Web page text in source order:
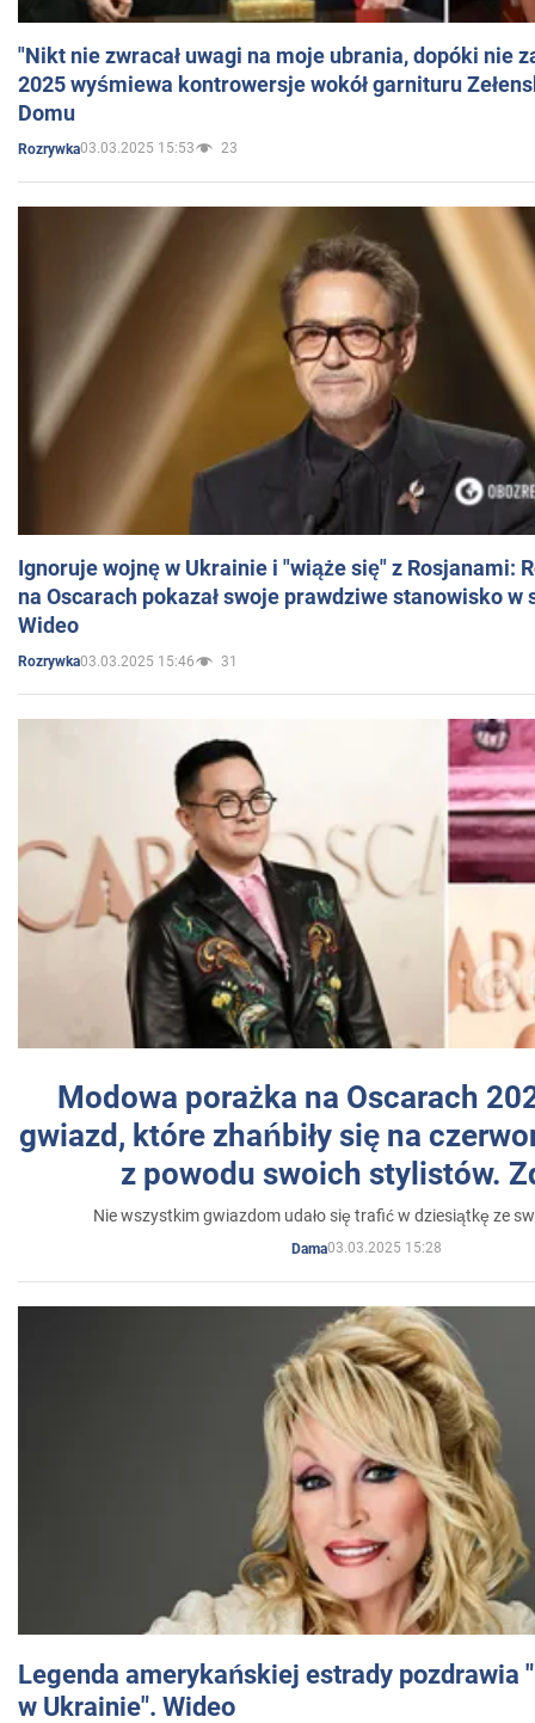
"Nikt nie zwracał uwagi na moje ubrania, dopóki nie
2025 wyśmiewa kontrowersje wokół garnituru
Domu
Rozrywka03.03.2025 15:53 23
Ignoruje wojnę w Ukrainie i "wiąże się" z Rosjanami:
na Oscarach pokazał swoje prawdziwe stanowisko w
Wideo
Rozrywka03.03.2025 15:46 31
Modowa porażka na Oscarach
gwiazd, które zhańbiły się na
z powodu swoich stylistów.
Nie wszystkim gwiazdom udało się trafić w dziesiątkę ze
Dama03.03.2025 15:28
Legenda amerykańskiej estrady pozdrawia
w Ukrainie". Wideo